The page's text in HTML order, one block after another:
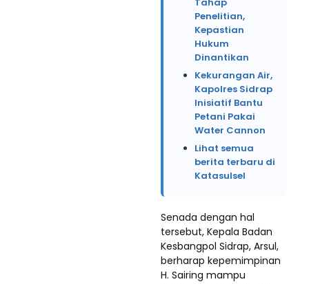
Tahap
Penelitian,
Kepastian
Hukum
Dinantikan
Kekurangan Air,
Kapolres Sidrap
Inisiatif Bantu
Petani Pakai
Water Cannon
Lihat semua
berita terbaru di
Katasulsel
Senada dengan hal
tersebut, Kepala Badan
Kesbangpol Sidrap, Arsul,
berharap kepemimpinan
H. Sairing mampu